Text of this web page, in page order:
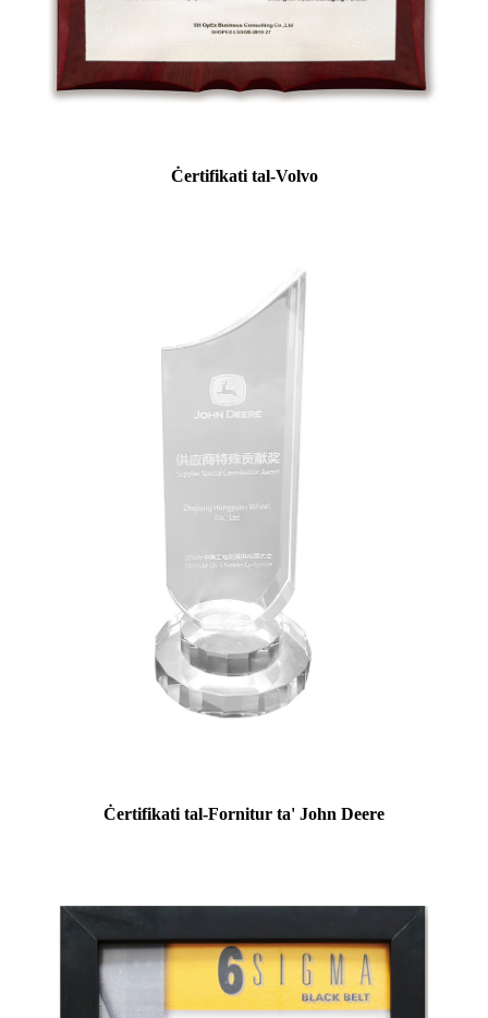
Ċertifikati tal-Volvo
Ċertifikati tal-Fornitur ta' John Deere